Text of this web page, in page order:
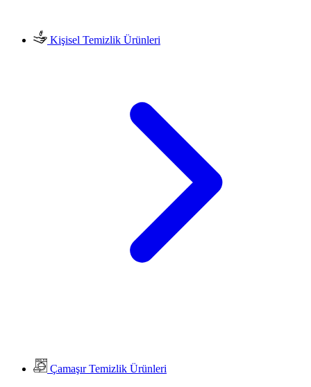
Kişisel Temizlik Ürünleri
Çamaşır Temizlik Ürünleri